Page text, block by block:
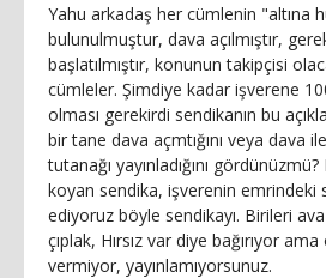
Yahu arkadaş her cümlenin "altına
bulunulmuştur, dava açılmıştır,
başlatılmıştır, konunun takipçisi
cümleler. Şimdiye kadar işverene
olması gerekirdi sendikanın bu
bir tane dava açmtığını veya dava
tutanağı yayınladığını
koyan sendika, işverenin emrindeki
ediyoruz böyle sendikayı. Birileri
çıplak, Hırsız var diye bağırıyor
vermiyor, yayınlamıyorsunuz.